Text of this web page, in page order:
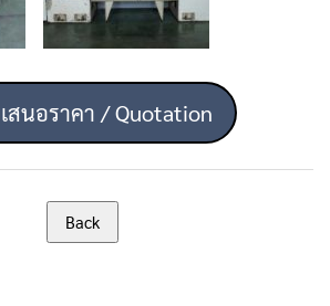
สนอราคา / Quotation